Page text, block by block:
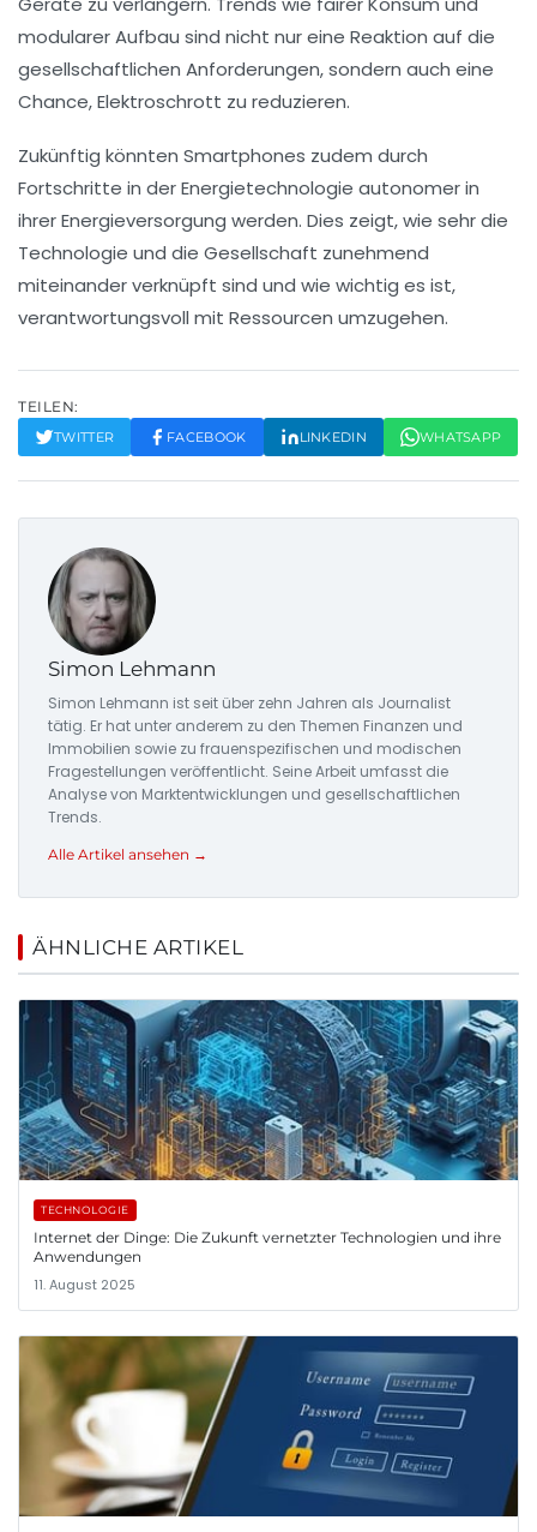
modularer Aufbau sind nicht nur eine Reaktion auf die
gesellschaftlichen Anforderungen, sondern auch eine
Chance, Elektroschrott zu reduzieren.
Zukünftig könnten Smartphones zudem durch
Fortschritte in derEnergietechnologie autonomer in
ihrer Energieversorgung werden. Dies zeigt, wie sehr die
Technologie und die Gesellschaft zunehmend
miteinander verknüpft sind und wie wichtig es ist,
verantwortungsvoll mit Ressourcen umzugehen.
TEILEN:
TWITTER FACEBOOK LINKEDIN WHATSAPP
Simon Lehmann
Simon Lehmann ist seit über zehn Jahren als Journalist
tätig. Er hat unter anderem zu den Themen Finanzen und
Immobilien sowie zu frauenspezifischen und modischen
Fragestellungen veröffentlicht. Seine Arbeit umfasst die
Analyse von Marktentwicklungen und gesellschaftlichen
Trends.
Alle Artikel ansehen →
ÄHNLICHE ARTIKEL
TECHNOLOGIE
Internet der Dinge: Die Zukunft vernetzter Technologien und ihre
Anwendungen
11. August 2025